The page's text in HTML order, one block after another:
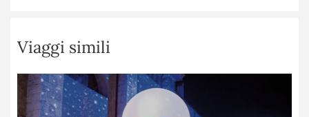
Viaggi simili